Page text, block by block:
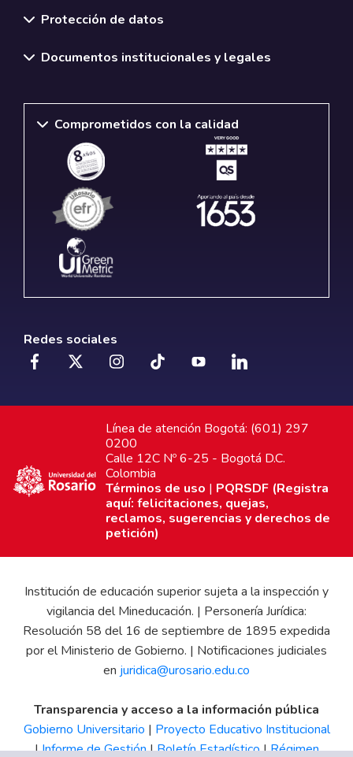
Protección de datos
Documentos institucionales y legales
Comprometidos con la calidad
Redes sociales
Línea de atención Bogotá: (601) 297
0200
Calle 12C Nº 6-25 - Bogotá D.C.
Colombia
Términos de uso | PQRSDF (Registra
aquí: felicitaciones, quejas,
reclamos, sugerencias y derechos de
petición)
Institución de educación superior sujeta a la inspección y
vigilancia del Mineducación. | Personería Jurídica:
Resolución 58 del 16 de septiembre de 1895 expedida
por el Ministerio de Gobierno. | Notificaciones judiciales
en juridica@urosario.edu.co
Transparencia y acceso a la información pública
Gobierno Universitario | Proyecto Educativo Institucional
|Informe de Gestión|Boletín Estadístico|Régimen